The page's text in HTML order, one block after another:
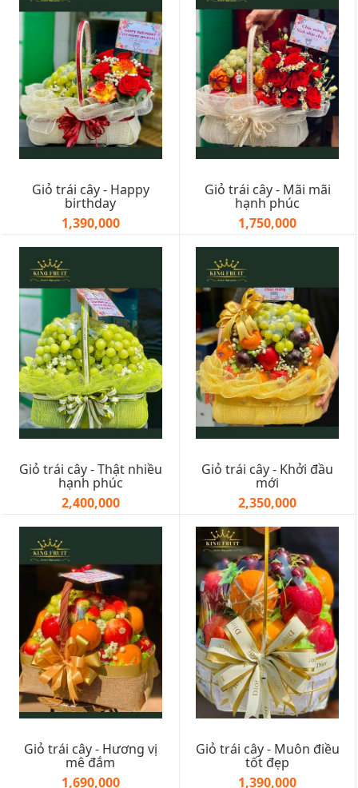
Giỏ trái cây - Happy
birthday
1,390,000
Giỏ trái cây - Mãi mãi
hạnh phúc
1,750,000
Giỏ trái cây - Thật nhiều
hạnh phúc
2,400,000
Giỏ trái cây - Khởi đầu
mới
2,350,000
Giỏ trái cây - Hương vị
mê đắm
1,690,000
Giỏ trái cây - Muôn điều
tốt đẹp
1,390,000